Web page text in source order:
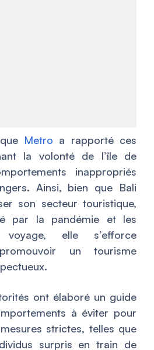
Metro a rapporté ces
la volonté de l’île de
inappropriés
Ainsi, bien que Bali
son secteur touristique,
par la pandémie et les
elle s’efforce
un tourisme
ont élaboré un guide
à éviter pour
strictes, telles que
surpris en train de